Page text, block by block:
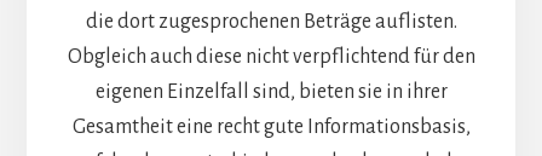
die dort zugesprochenen Beträge auflisten.
Obgleich auch diese nicht verpflichtend für den
eigenen Einzelfall sind, bieten sie in ihrer
Gesamtheit eine recht gute Informationsbasis,